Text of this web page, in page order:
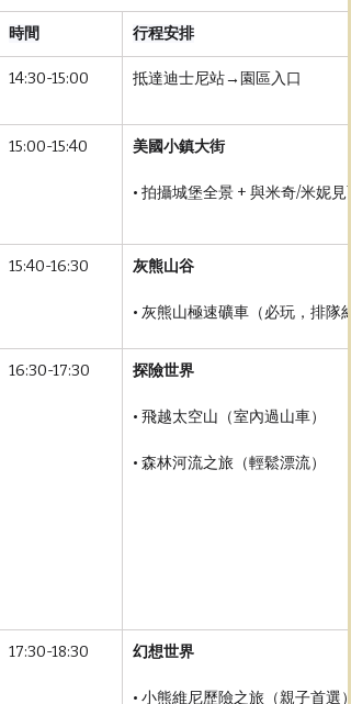
時間 行程安排
14:30-15:00 抵達迪士尼站→園區入口
15:00-15:40 美國小鎮大街
• 拍攝城堡全景 + 與米奇/米妮見
15:40-16:30 灰熊山谷
• 灰熊山極速礦車（必玩，排隊
16:30-17:30 探險世界
• 飛越太空山（室內過山車）
• 森林河流之旅（輕鬆漂流）
17:30-18:30 幻想世界
• 小熊維尼歷險之旅（親子首選）